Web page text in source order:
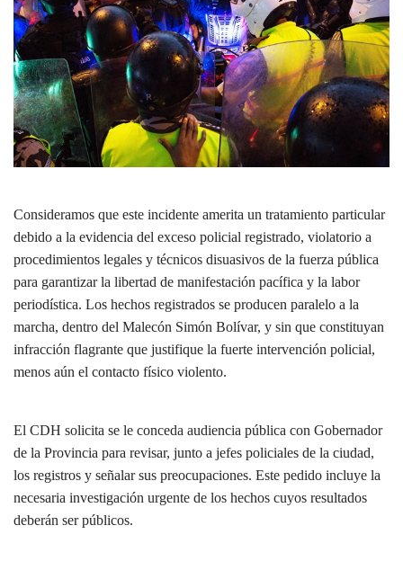
Consideramos que este incidente amerita un tratamiento particular
debido a la evidencia del exceso policial registrado, violatorio a
procedimientos legales y técnicos disuasivos de la fuerza pública
para garantizar la libertad de manifestación pacífica y la labor
periodística. Los hechos registrados se producen paralelo a la
marcha, dentro del Malecón Simón Bolívar, y sin que constituyan
infracción flagrante que justifique la fuerte intervención policial,
menos aún el contacto físico violento.
El CDH solicita se le conceda audiencia pública con Gobernador
de la Provincia para revisar, junto a jefes policiales de la ciudad,
los registros y señalar sus preocupaciones. Este pedido incluye la
necesaria investigación urgente de los hechos cuyos resultados
deberán ser públicos.